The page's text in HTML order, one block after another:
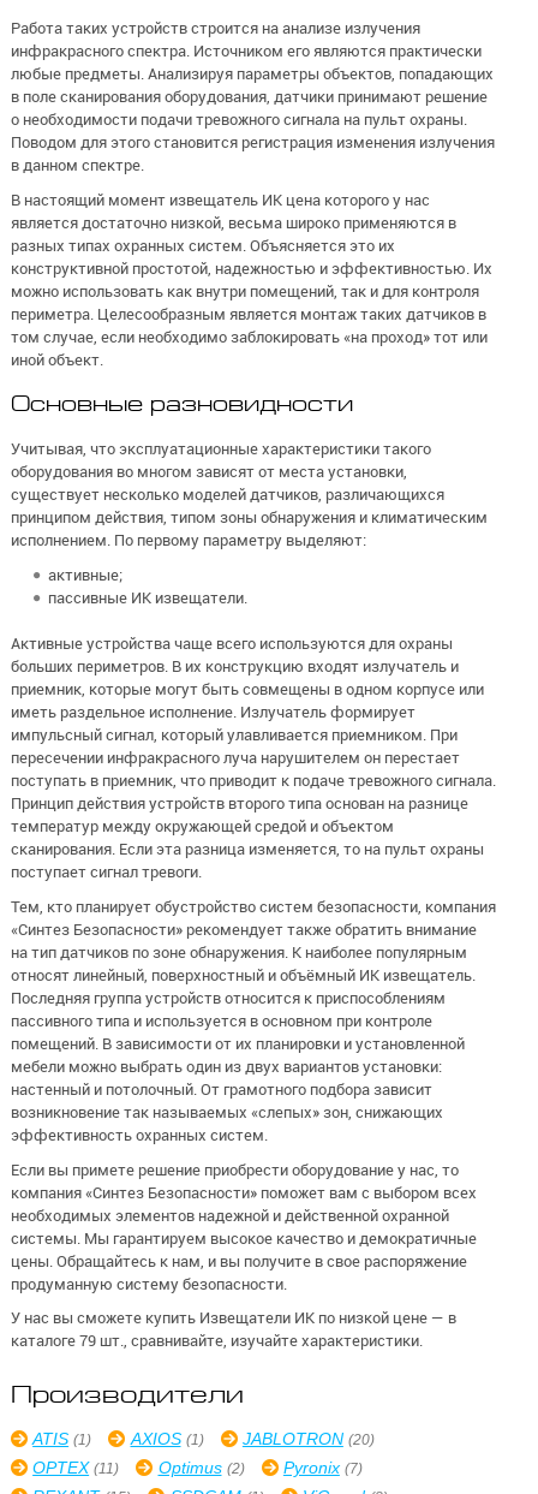
Работа таких устройств строится на анализе излучения
инфракрасного спектра. Источником его являются практически
любые предметы. Анализируя параметры объектов, попадающих
в поле сканирования оборудования, датчики принимают решение
о необходимости подачи тревожного сигнала на пульт охраны.
Поводом для этого становится регистрация изменения излучения
в данном спектре.
В настоящий момент извещатель ИК цена которого у нас
является достаточно низкой, весьма широко применяются в
разных типах охранных систем. Объясняется это их
конструктивной простотой, надежностью и эффективностью. Их
можно использовать как внутри помещений, так и для контроля
периметра. Целесообразным является монтаж таких датчиков в
том случае, если необходимо заблокировать «на проход» тот или
иной объект.
Основные разновидности
Учитывая, что эксплуатационные характеристики такого
оборудования во многом зависят от места установки,
существует несколько моделей датчиков, различающихся
принципом действия, типом зоны обнаружения и климатическим
исполнением. По первому параметру выделяют:
активные;
пассивные ИК извещатели.
Активные устройства чаще всего используются для охраны
больших периметров. В их конструкцию входят излучатель и
приемник, которые могут быть совмещены в одном корпусе или
иметь раздельное исполнение. Излучатель формирует
импульсный сигнал, который улавливается приемником. При
пересечении инфракрасного луча нарушителем он перестает
поступать в приемник, что приводит к подаче тревожного сигнала.
Принцип действия устройств второго типа основан на разнице
температур между окружающей средой и объектом
сканирования. Если эта разница изменяется, то на пульт охраны
поступает сигнал тревоги.
Тем, кто планирует обустройство систем безопасности, компания
«Синтез Безопасности» рекомендует также обратить внимание
на тип датчиков по зоне обнаружения. К наиболее популярным
относят линейный, поверхностный и объёмный ИК извещатель.
Последняя группа устройств относится к приспособлениям
пассивного типа и используется в основном при контроле
помещений. В зависимости от их планировки и установленной
мебели можно выбрать один из двух вариантов установки:
настенный и потолочный. От грамотного подбора зависит
возникновение так называемых «слепых» зон, снижающих
эффективность охранных систем.
Если вы примете решение приобрести оборудование у нас, то
компания «Синтез Безопасности» поможет вам с выбором всех
необходимых элементов надежной и действенной охранной
системы. Мы гарантируем высокое качество и демократичные
цены. Обращайтесь к нам, и вы получите в свое распоряжение
продуманную систему безопасности.
У нас вы сможете купить Извещатели ИК по низкой цене — в
каталоге 79 шт., сравнивайте, изучайте характеристики.
Производители
ATIS (1) AXIOS (1) JABLOTRON (20)
OPTEX (11) Optimus (2) Pyronix (7)